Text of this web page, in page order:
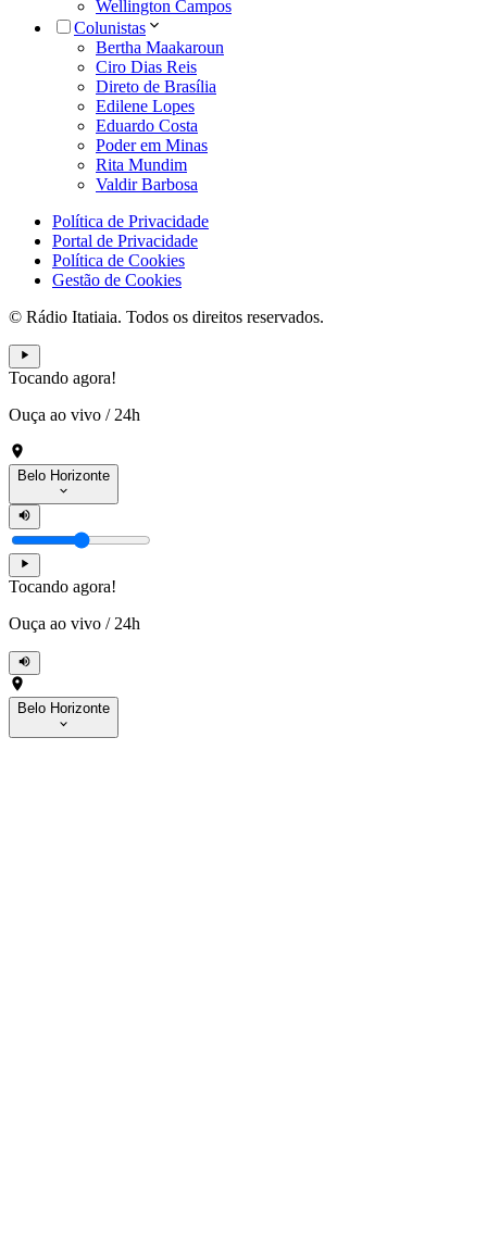
Wellington Campos
Colunistas
Bertha Maakaroun
Ciro Dias Reis
Direto de Brasília
Edilene Lopes
Eduardo Costa
Poder em Minas
Rita Mundim
Valdir Barbosa
Política de Privacidade
Portal de Privacidade
Política de Cookies
Gestão de Cookies
© Rádio Itatiaia. Todos os direitos reservados.
Tocando agora!
Ouça ao vivo / 24h
Belo Horizonte
Tocando agora!
Ouça ao vivo / 24h
Belo Horizonte